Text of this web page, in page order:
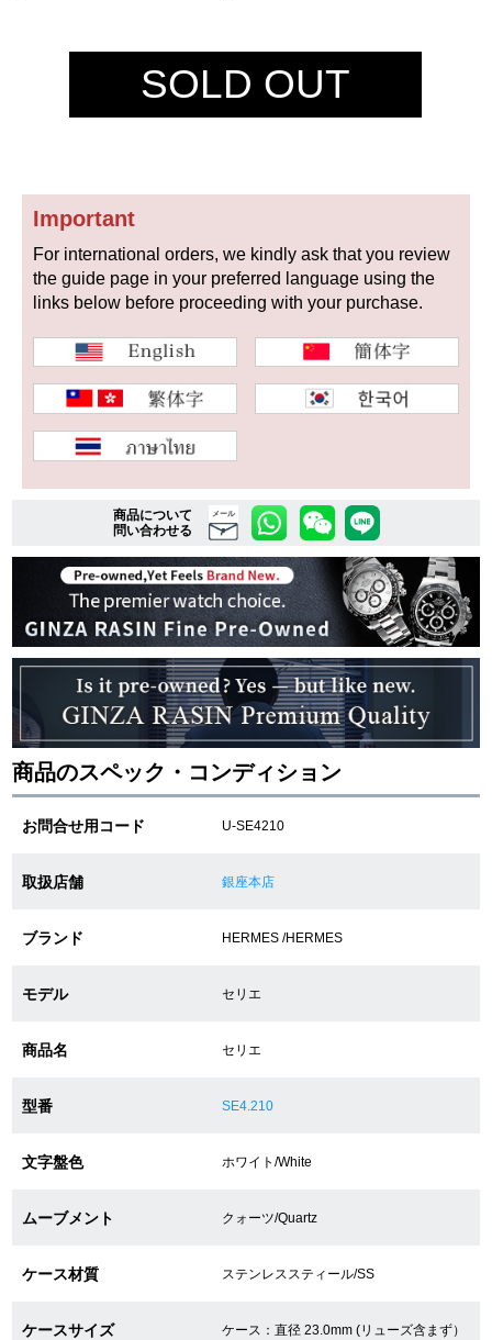
ヴァシュロン
新品 未使用品
中古品
複数条件で商品を絞り込む
詳細検索はこちら
ご利用ガイド
GINZA RASINのプレミアムクオリティについて
送料・お支払方法
ショップサービス
保証・アフターサービス
ラッピングサービス
腕時計サイズ調整サービス
店舗受け取りサービス
SOLD OUT
Important
For international orders, we kindly ask that you review
the guide page in your preferred language using the
links below before proceeding with your purchase.
商品について
問い合わせる
メール
商品のスペック・コンディション
お問合せ用コード U-SE4210
取扱店舗 銀座本店
ブランド HERMES /HERMES
モデル セリエ
商品名 セリエ
型番 SE4.210
文字盤色 ホワイト/White
ムーブメント クォーツ/Quartz
ケース材質 ステンレススティール/SS
ケースサイズ ケース：直径 23.0mm (リューズ含まず）